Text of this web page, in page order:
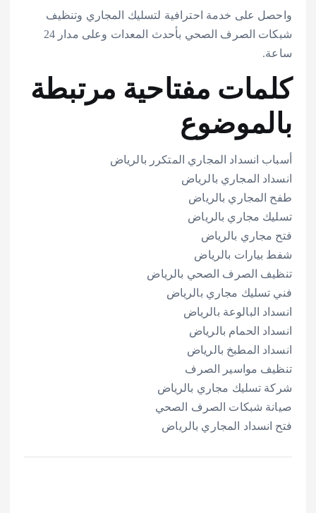
واحصل على خدمة احترافية لتسليك المجاري وتنظيف
شبكات الصرف الصحي بأحدث المعدات وعلى مدار 24
ساعة.
كلمات مفتاحية مرتبطة
بالموضوع
أسباب انسداد المجاري المتكرر بالرياض
انسداد المجاري بالرياض
طفح المجاري بالرياض
تسليك مجاري بالرياض
فتح مجاري بالرياض
شفط بيارات بالرياض
تنظيف الصرف الصحي بالرياض
فني تسليك مجاري بالرياض
انسداد البالوعة بالرياض
انسداد الحمام بالرياض
انسداد المطبخ بالرياض
تنظيف مواسير الصرف
شركة تسليك مجاري بالرياض
صيانة شبكات الصرف الصحي
فتح انسداد المجاري بالرياض